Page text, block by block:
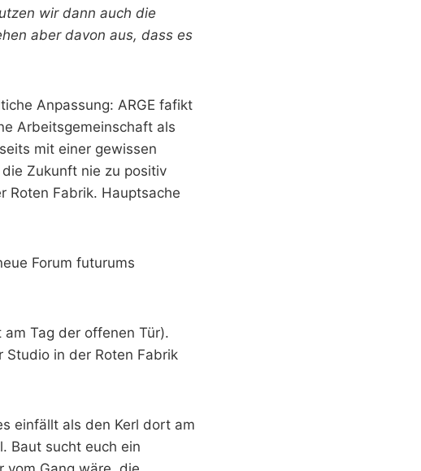
wir dann auch die
aber davon aus, dass es
Anpassung: ARGE fafikt
Arbeitsgemeinschaft als
mit einer gewissen
Zukunft nie zu positiv
Roten Fabrik. Hauptsache
Forum futurums
am Tag der offenen Tür).
in der Roten Fabrik
einfällt als den Kerl dort am
Baut sucht euch ein